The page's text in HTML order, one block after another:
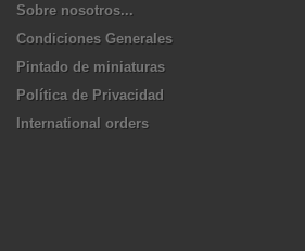
Sobre nosotros...
Condiciones Generales
Pintado de miniaturas
Política de Privacidad
International orders